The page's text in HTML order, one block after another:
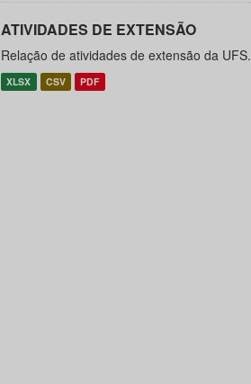
ATIVIDADES DE EXTENSÃO
Relação de atividades de extensão da UFS.
XLSX CSV PDF